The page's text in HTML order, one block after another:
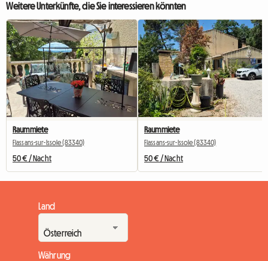
Weitere Unterkünfte, die Sie interessieren könnten
Raummiete
Flassans-sur-Issole (83340)
50 € / Nacht
Raummiete
Flassans-sur-Issole (83340)
50 € / Nacht
Land
Währung